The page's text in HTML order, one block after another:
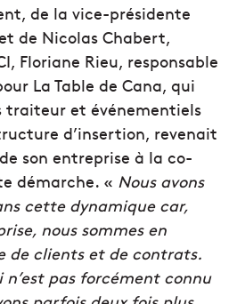
de la vice-présidente
de Nicolas Chabert,
Floriane Rieu, responsable
La Table de Cana, qui
traiteur et événementiels
d’insertion, revenait
son entreprise à la co-
démarche. « Nous avons
cette dynamique car,
nous sommes en
de clients et de contrats.
pas forcément connu